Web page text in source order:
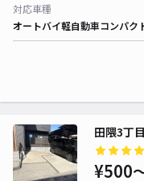
対応車種
オートバイ軽自動車コンパク
田隈3丁
¥500